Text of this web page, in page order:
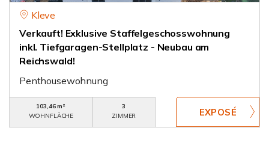
Kleve
Verkauft! Exklusive Staffelgeschosswohnung
inkl. Tiefgaragen-Stellplatz - Neubau am
Reichswald!
Penthousewohnung
103,46 m²
WOHNFLÄCHE
3
ZIMMER